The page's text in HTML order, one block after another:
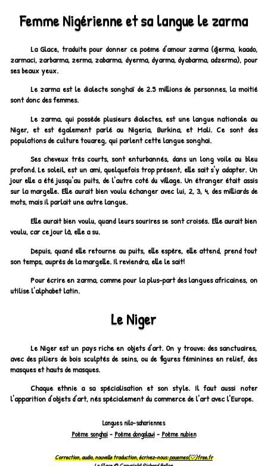
Femme Nigérienne et sa langue le zarma
La Glace, traduite pour donner ce poème d'amour zarma (djerma, kaado,
zarmaci, zarbarma, zerma, zabarma, dyerma, dyarma, dyabarma, adzerma), pour
ses beaux yeux.
Le zarma est le dialecte songhaï de 2.5 millions de personnes, la moitié
sont donc des femmes.
Le zarma, qui possède plusieurs dialectes, est une langue nationale au
Niger, et est également parlé au Nigeria, Burkina, et Mali. Ce sont des
populations de culture touareg, qui parlent cette langue songhai.
Ses cheveux très courts, sont enturbannés, dans un long voile au bleu
profond. Le soleil, est un ami, quelquefois trop présent, elle sait s'y adapter. Un
jour elle a été jusqu'au puits, de l'autre coté du village. Un étranger était assis
sur la margelle. Elle aurait bien voulu échanger avec lui, 2, 3, 4, des milliards de
mots, mais il parlait une autre langue.
Elle aurait bien voulu, quand leurs sourires se sont croisés. Elle aurait bien
voulu, car ce jour là, elle a su.
Depuis, quand elle retourne au puits, elle espère, elle attend, prend tout
son temps, auprès de la margelle. Il reviendra, elle le sait!
Pour écrire en zarma, comme pour la plus-part des langues africaines, on
utilise l'alphabet latin.
Le Niger
Le Niger est un pays riche en objets d'art. On y trouve: des sanctuaires,
avec des piliers de bois sculptés de seins, ou de figures féminines en relief, des
masques et hauts de masques.
Chaque ethnie a sa spécialisation et son style. Il faut aussi noter
l'apparition d'objets d'art, nés spécialement du commerce de l'art avec l'Europe.
Langues nilo-sahariennes
Poème songhai- Poème dongolawi- Poème nubien
Correction, audio, nouvelle traduction, écrivez-nous:pouemes(♡)free.fr